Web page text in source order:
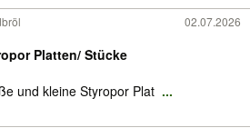
02.07.2026
Platten/ Stücke
und kleine Styropor Plat ...